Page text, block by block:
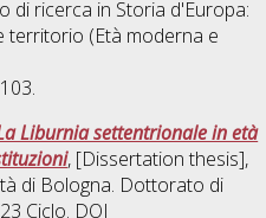
di ricerca in Storia d'Europa:
territorio (Età moderna e
Liburnia settentrionale in età
, [Dissertation thesis],
di Bologna. Dottorato di
Ciclo. DOI